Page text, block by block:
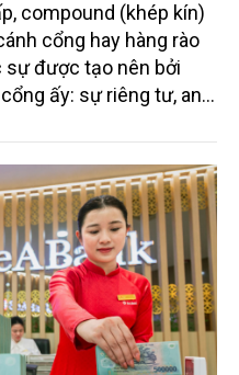
compound (khép kín)
cổng hay hàng rào
sự được tạo nên bởi
ấy: sự riêng tư, an
cho họ.